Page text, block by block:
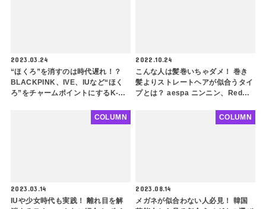
2023.03.24
“ほくろ”を消すのは時代遅れ！？
BLACKPINK、IVE、IUなど“ほく
ろ”をチャームポイントにするK-
的になれちゃう「ほくろメイク」の
2022.10.24
こんな人は髪巻いちゃダメ！ 巻き
髪よりストレートヘアが似合うタイ
プとは？ aespa ニンニン、Red
2023.03.14
IUや少女時代も実践！ 離れ目を解
COLUMN
2023.08.14
メガネが似合わない人必見！ 韓国
COLUMN